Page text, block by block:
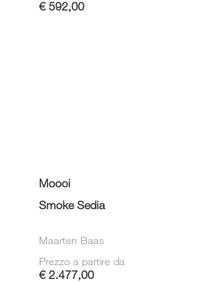
€ 592,00
Moooi
Smoke Sedia
Maarten Baas
Prezzo a partire da
€ 2.477,00